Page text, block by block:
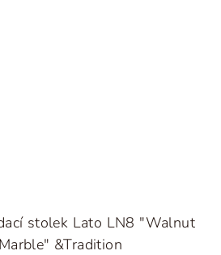
stolek Lato LN8 "Walnut
&Tradition